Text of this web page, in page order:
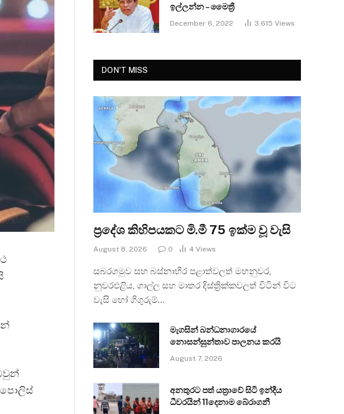
පොලිස්
ඉල්ලන්න – මෛත්‍රී
December 6, 2022 3,615 Views
DON'T MISS
ප්‍රදේශ කිහිපයකට මි.මී 75 ඉක්ම වූ වැසි
August 8, 2026 0 4 Views
සබරගමුව සහ බස්නාහිර පළාත්වලත් මහනුවර,
නුවරඑළිය, ගාල්ල සහ මාතර දිස්ත්‍රික්කවලත් විටින් විට
වැසි හෝ ගිගුරුම්…
මැගසින් බන්ධනාගාරයේ
නොසන්සුන්තාව පාලනය කරයි
August 7, 2026
අනතුරට පත් යත්‍රාවේ සිටි ඉන්දීය
ධීවරයින් 11දෙනාම බේරාගනී